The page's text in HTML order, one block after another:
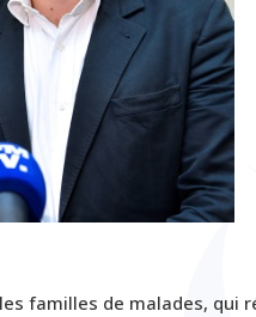
les familles de malades,